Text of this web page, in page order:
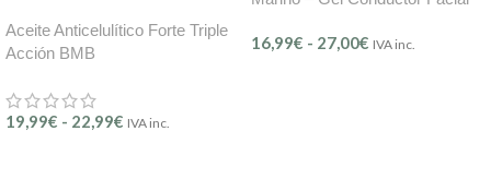
Aceite Anticelulítico Forte Triple
Acción BMB
19,99€ - 22,99€ IVA inc.
16,99€ - 27,00€ IVA inc.